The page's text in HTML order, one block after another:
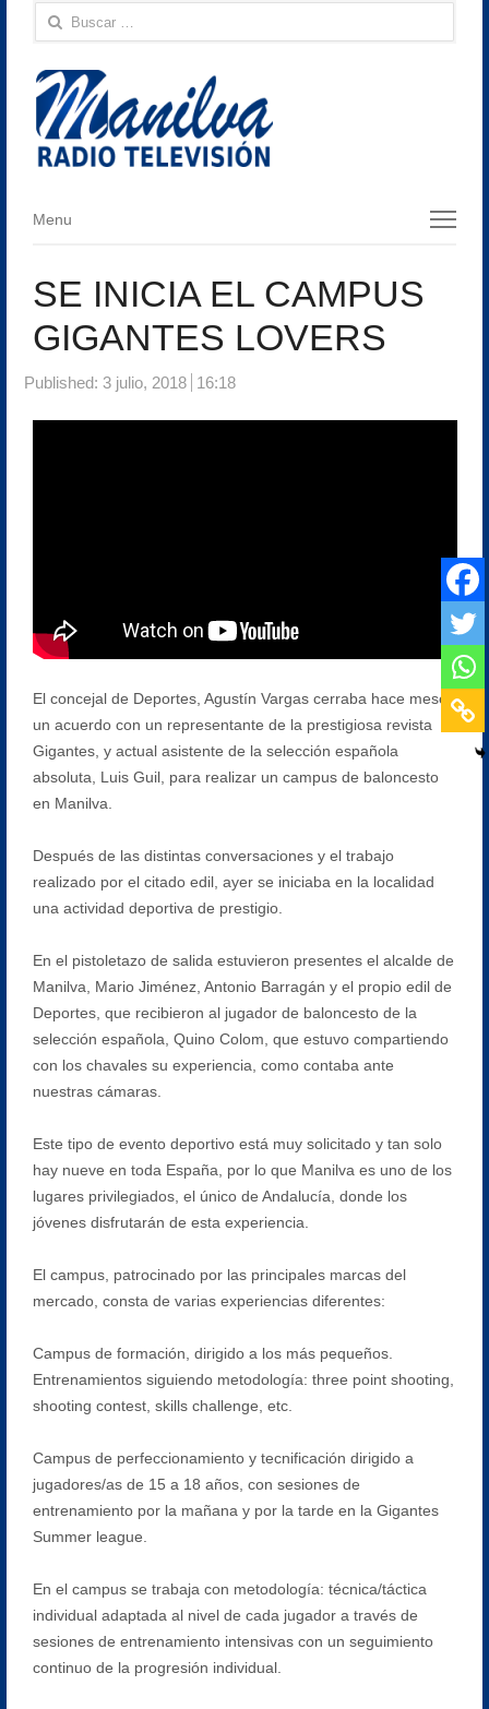
Buscar:
Menu
Menu
SE INICIA EL CAMPUS
GIGANTES LOVERS
Published: 3 julio, 2018 16:18
El concejal de Deportes, Agustín Vargas cerraba hace meses
un acuerdo con un representante de la prestigiosa revista
Gigantes, y actual asistente de la selección española
absoluta, Luis Guil, para realizar un campus de baloncesto
en Manilva.
Después de las distintas conversaciones y el trabajo
realizado por el citado edil, ayer se iniciaba en la localidad
una actividad deportiva de prestigio.
En el pistoletazo de salida estuvieron presentes el alcalde de
Manilva, Mario Jiménez, Antonio Barragán y el propio edil de
Deportes, que recibieron al jugador de baloncesto de la
selección española, Quino Colom, que estuvo compartiendo
con los chavales su experiencia, como contaba ante
nuestras cámaras.
Este tipo de evento deportivo está muy solicitado y tan solo
hay nueve en toda España, por lo que Manilva es uno de los
lugares privilegiados, el único de Andalucía, donde los
jóvenes disfrutarán de esta experiencia.
El campus, patrocinado por las principales marcas del
mercado, consta de varias experiencias diferentes:
Campus de formación, dirigido a los más pequeños.
Entrenamientos siguiendo metodología: three point shooting,
shooting contest, skills challenge, etc.
Campus de perfeccionamiento y tecnificación dirigido a
jugadores/as de 15 a 18 años, con sesiones de
entrenamiento por la mañana y por la tarde en la Gigantes
Summer league.
En el campus se trabaja con metodología: técnica/táctica
individual adaptada al nivel de cada jugador a través de
sesiones de entrenamiento intensivas con un seguimiento
continuo de la progresión individual.